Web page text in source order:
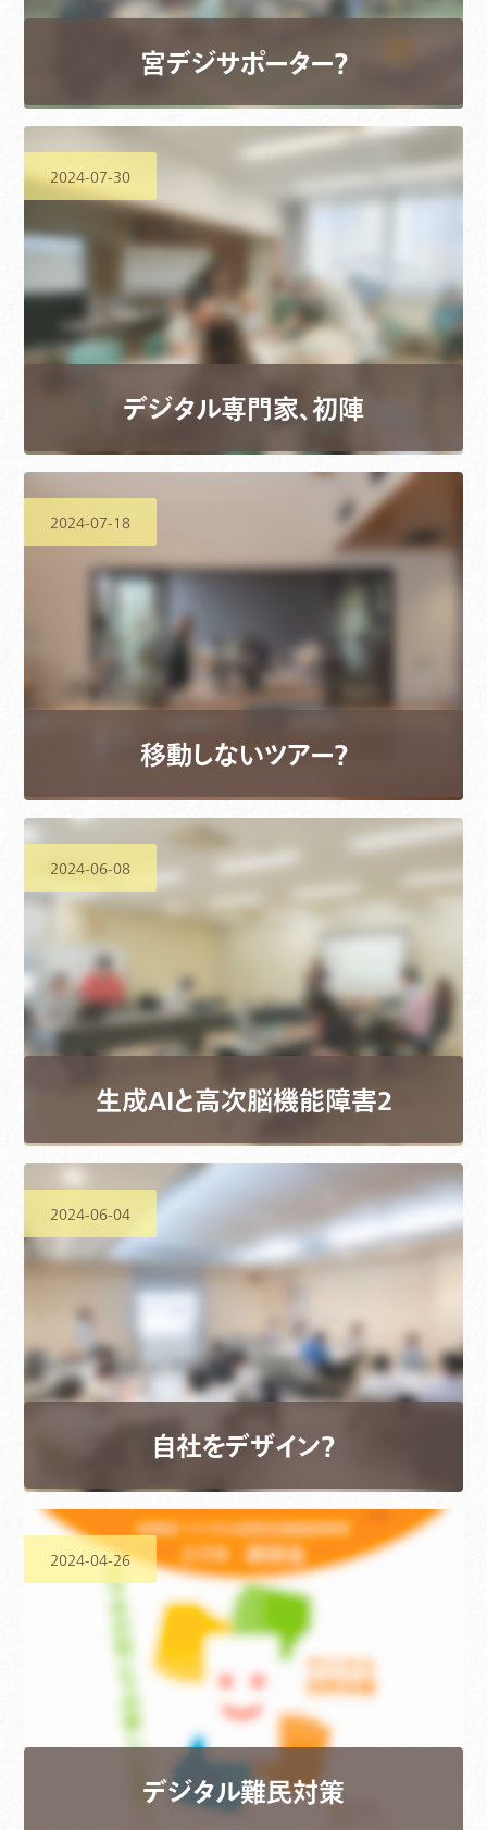
宮デジサポーター？
デジタル専門家、初陣
2024-07-30
移動しないツアー？
2024-07-18
生成AIと高次脳機能障害2
2024-06-08
自社をデザイン？
2024-06-04
デジタル難民対策
2024-04-26